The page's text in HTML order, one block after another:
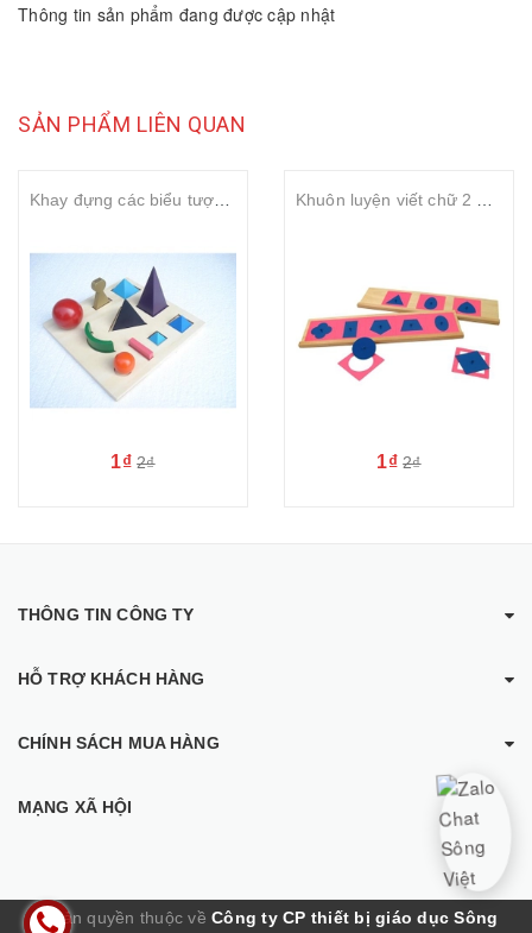
Thông tin sản phẩm đang được cập nhật
SẢN PHẨM LIÊN QUAN
1₫ 2₫ 1₫ 2₫
THÔNG TIN CÔNG TY
HỖ TRỢ KHÁCH HÀNG
CHÍNH SÁCH MUA HÀNG
MẠNG XÃ HỘI
© Bản quyền thuộc về Công ty CP thiết bị giáo dục Sông